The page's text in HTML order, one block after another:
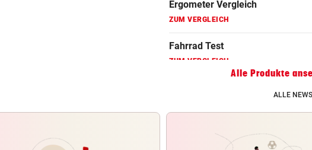
ZUM VERGLEICH
ZUM VERGLEICH
Alle Produkte
ALLE